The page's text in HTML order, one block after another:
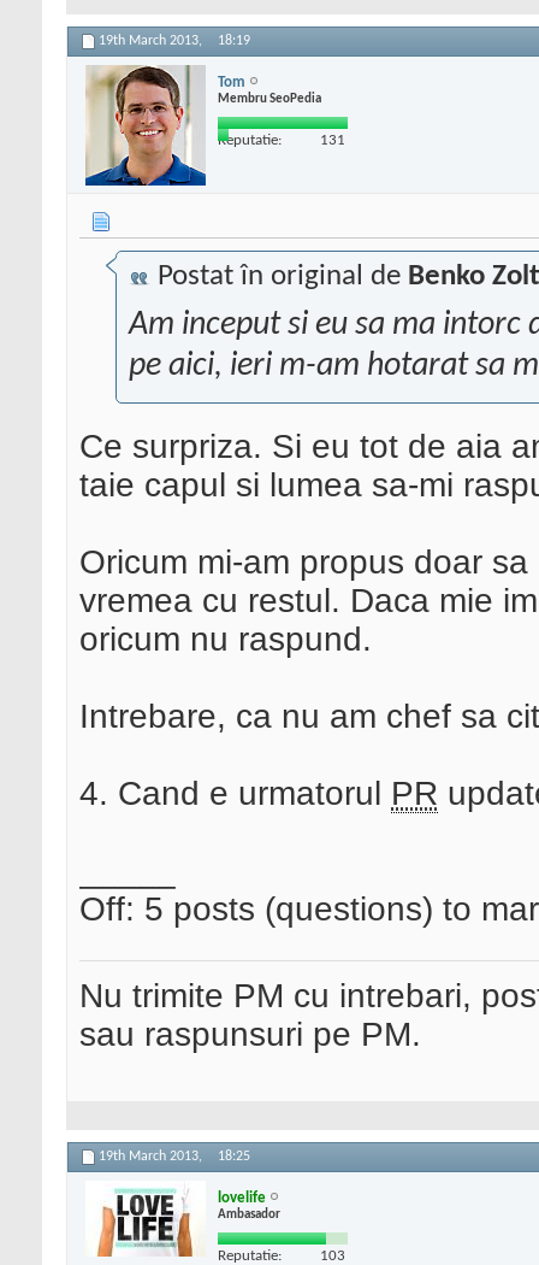
19th March 2013, 18:19
Tom
Membru SeoPedia
Reputatie: 131
Postat în original de Benko
Am inceput si eu sa ma intorc
pe aici, ieri m-am hotarat sa
Ce surpriza. Si eu tot de aia
taie capul si lumea sa-mi
Oricum mi-am propus doar
vremea cu restul. Daca mie
oricum nu raspund.
Intrebare, ca nu am chef sa
4. Cand e urmatorul PR
Off: 5 posts (questions) to
Nu trimite PM cu intrebari,
sau raspunsuri pe PM.
19th March 2013, 18:25
lovelife
Ambasador
Reputatie: 103